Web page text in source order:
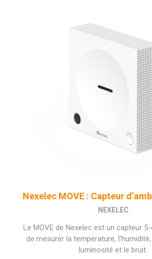
Nexelec MOVE : Capteur
NEXELEC
Le MOVE de Nexelec est un capteur
de mesurer la température,
luminosité et le bruit.